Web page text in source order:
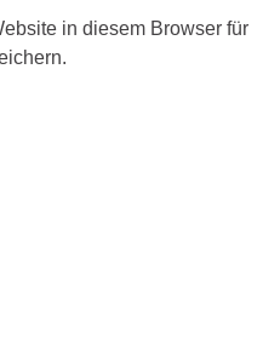
in diesem Browser für